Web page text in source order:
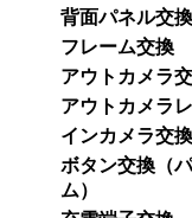
背面パネル交換
フレーム交換
アウトカメラ
アウトカメラ
インカメラ交換
ボタン交換（
ム）